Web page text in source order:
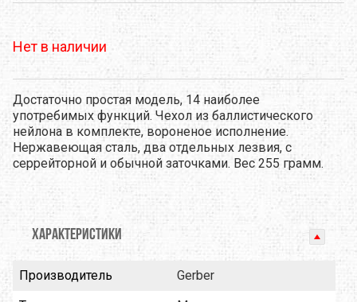
Нет в наличии
Достаточно простая модель, 14 наиболее
употребимых функций. Чехол из баллистического
нейлона в комплекте, вороненое исполнение.
Нержавеющая сталь, два отдельных лезвия, с
серрейторной и обычной заточками. Вес 255 грамм.
ХАРАКТЕРИСТИКИ
Производитель
Gerber